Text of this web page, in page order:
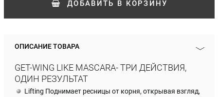
ДОБАВИТЬ В КОРЗИНУ
ОПИСАНИЕ ТОВАРА
GET-WING LIKE MASCARA- ТРИ ДЕЙСТВИЯ,
ОДИН РЕЗУЛЬТАТ
Lifting Поднимает ресницы от корня, открывая взгляд,